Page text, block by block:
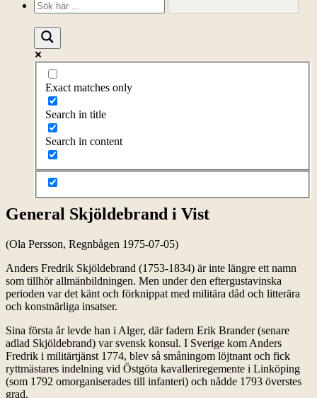
Exact matches only
Search in title
Search in content
General Skjöldebrand i Vist
(Ola Persson, Regnbågen 1975-07-05)
Anders Fredrik Skjöldebrand (1753-1834) är inte längre ett namn
som tillhör allmänbildningen. Men under den eftergustavinska
perioden var det känt och förknippat med militära dåd och litterära
och konstnärliga insatser.
Sina första år levde han i Alger, där fadern Erik Brander (senare
adlad Skjöldebrand) var svensk konsul. I Sverige kom Anders
Fredrik i militärtjänst 1774, blev så småningom löjtnant och fick
ryttmästares indelning vid Östgöta kavalleriregemente i Linköping
(som 1792 omorganiserades till infanteri) och nådde 1793 överstes
grad.